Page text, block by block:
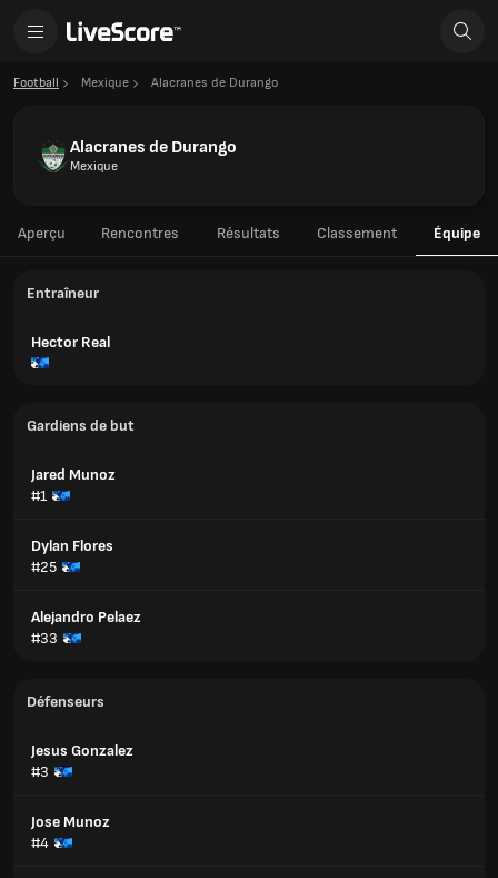
Football Mexique Alacranes de Durango
Alacranes de Durango
Mexique
Aperçu Rencontres Résultats Classement Équipe
Entraîneur
Hector Real
Gardiens de but
Jared Munoz
#1
Dylan Flores
#25
Alejandro Pelaez
#33
Défenseurs
Jesus Gonzalez
#3
Jose Munoz
#4